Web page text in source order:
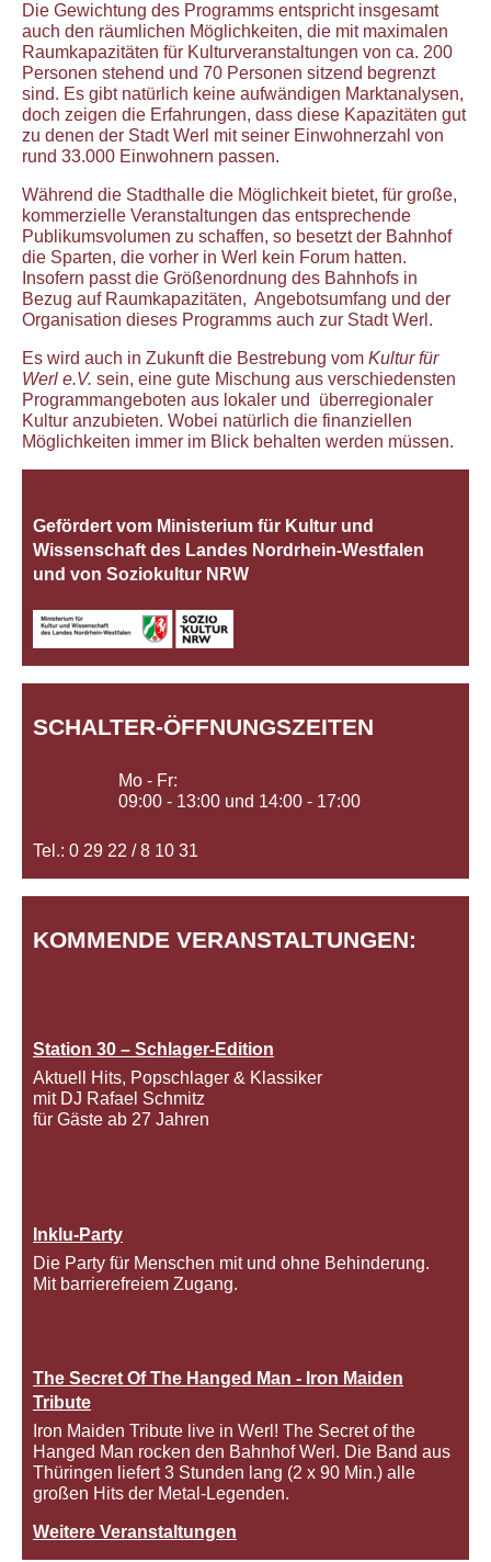
Die Gewichtung des Programms entspricht insgesamt
auch den räumlichen Möglichkeiten, die mit maximalen
Raumkapazitäten für Kulturveranstaltungen von ca. 200
Personen stehend und 70 Personen sitzend begrenzt
sind. Es gibt natürlich keine aufwändigen Marktanalysen,
doch zeigen die Erfahrungen, dass diese Kapazitäten gut
zu denen der Stadt Werl mit seiner Einwohnerzahl von
rund 33.000 Einwohnern passen.
Während die Stadthalle die Möglichkeit bietet, für große,
kommerzielle Veranstaltungen das entsprechende
Publikumsvolumen zu schaffen, so besetzt der Bahnhof
die Sparten, die vorher in Werl kein Forum hatten.
Insofern passt die Größenordnung des Bahnhofs in
Bezug auf Raumkapazitäten, Angebotsumfang und der
Organisation dieses Programms auch zur Stadt Werl.
Es wird auch in Zukunft die Bestrebung vom Kultur für
Werl e.V. sein, eine gute Mischung aus verschiedensten
Programmangeboten aus lokaler und überregionaler
Kultur anzubieten. Wobei natürlich die finanziellen
Möglichkeiten immer im Blick behalten werden müssen.
Gefördert vom Ministerium für Kultur und
Wissenschaft des Landes Nordrhein‐Westfalen
und von Soziokultur NRW
SCHALTER-ÖFFNUNGSZEITEN
Mo - Fr:
09:00 - 13:00 und 14:00 - 17:00
Tel.: 0 29 22 / 8 10 31
KOMMENDE VERANSTALTUNGEN:
Station 30 – Schlager-Edition
Aktuell Hits, Popschlager & Klassiker
mit DJ Rafael Schmitz
für Gäste ab 27 Jahren
Inklu-Party
Die Party für Menschen mit und ohne Behinderung.
Mit barrierefreiem Zugang.
The Secret Of The Hanged Man - Iron Maiden
Tribute
Iron Maiden Tribute live in Werl! The Secret of the
Hanged Man rocken den Bahnhof Werl. Die Band aus
Thüringen liefert 3 Stunden lang (2 x 90 Min.) alle
großen Hits der Metal-Legenden.
Weitere Veranstaltungen